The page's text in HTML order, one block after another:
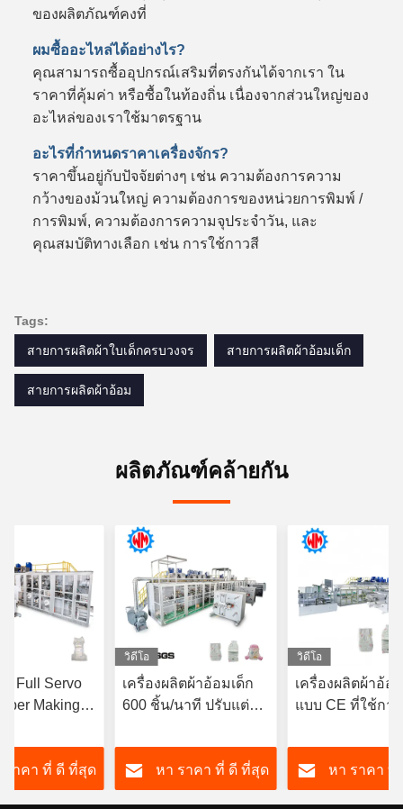
ของผลิตภัณฑ์คงที่
ผมซื้ออะไหล่ได้อย่างไร?
คุณสามารถซื้ออุปกรณ์เสริมที่ตรงกันได้จากเรา ใน
ราคาที่คุ้มค่า หรือซื้อในท้องถิ่น เนื่องจากส่วนใหญ่ของ
อะไหล่ของเราใช้มาตรฐาน
อะไรที่กําหนดราคาเครื่องจักร?
ราคาขึ้นอยู่กับปัจจัยต่างๆ เช่น ความต้องการความ
กว้างของม้วนใหญ่ ความต้องการของหน่วยการพิมพ์ /
การพิมพ์, ความต้องการความจุประจําวัน, และ
คุณสมบัติทางเลือก เช่น การใช้กาวสี
Tags:
สายการผลิตผ้าใบเด็กครบวงจร สายการผลิตผ้าอ้อมเด็ก
สายการผลิตผ้าอ้อม
ผลิตภัณฑ์คล้ายกัน
Full Servo
Making
CE
ราคา ที่ ดี ที่สุด
วิดีโอ
เครื่องผลิตผ้าอ้อมเด็ก
600 ชิ้น/นาที ปรับแต่ง
หา ราคา ที่ ดี ที่สุด
วิดีโอ
เครื่องผลิตผ้าอ้อ
แบบ CE ที่ใช้การ
ที่ทันสมัย พร้อมตั
ที่จะส่งหา ราคา ที่